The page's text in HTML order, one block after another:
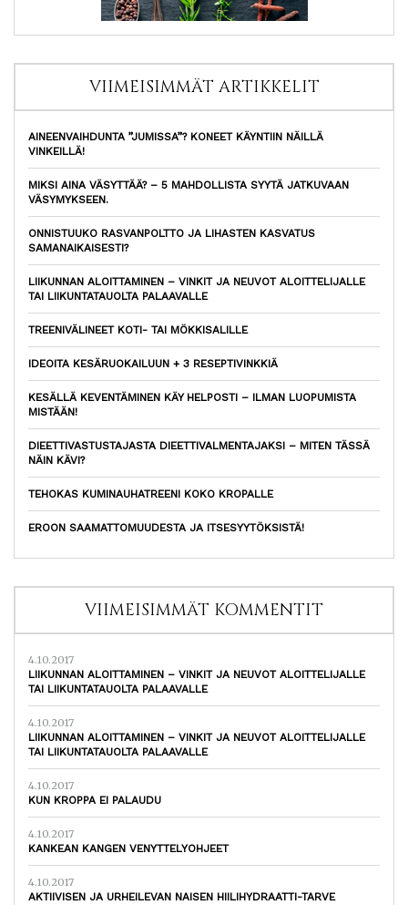
VIIMEISIMMÄT ARTIKKELIT
AINEENVAIHDUNTA ”JUMISSA”? KONEET KÄYNTIIN NÄILLÄ
VINKEILLÄ!
MIKSI AINA VÄSYTTÄÄ? – 5 MAHDOLLISTA SYYTÄ JATKUVAAN
VÄSYMYKSEEN.
ONNISTUUKO RASVANPOLTTO JA LIHASTEN KASVATUS
SAMANAIKAISESTI?
LIIKUNNAN ALOITTAMINEN – VINKIT JA NEUVOT ALOITTELIJALLE
TAI LIIKUNTATAUOLTA PALAAVALLE
TREENIVÄLINEET KOTI- TAI MÖKKISALILLE
IDEOITA KESÄRUOKAILUUN + 3 RESEPTIVINKKIÄ
KESÄLLÄ KEVENTÄMINEN KÄY HELPOSTI – ILMAN LUOPUMISTA
MISTÄÄN!
DIEETTIVASTUSTAJASTA DIEETTIVALMENTAJAKSI – MITEN TÄSSÄ
NÄIN KÄVI?
TEHOKAS KUMINAUHATREENI KOKO KROPALLE
EROON SAAMATTOMUUDESTA JA ITSESYYTÖKSISTÄ!
VIIMEISIMMÄT KOMMENTIT
4.10.2017
LIIKUNNAN ALOITTAMINEN – VINKIT JA NEUVOT ALOITTELIJALLE
TAI LIIKUNTATAUOLTA PALAAVALLE
4.10.2017
LIIKUNNAN ALOITTAMINEN – VINKIT JA NEUVOT ALOITTELIJALLE
TAI LIIKUNTATAUOLTA PALAAVALLE
4.10.2017
KUN KROPPA EI PALAUDU
4.10.2017
KANKEAN KANGEN VENYTTELYOHJEET
4.10.2017
AKTIIVISEN JA URHEILEVAN NAISEN HIILIHYDRAATTI-TARVE